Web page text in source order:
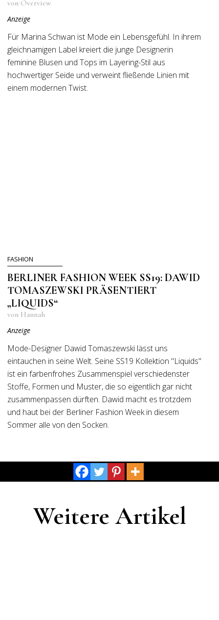
von Overview
Anzeige
Für Marina Schwan ist Mode ein Lebensgefühl. In ihrem
gleichnamigen Label kreiert die junge Designerin
feminine Blusen und Tops im Layering-Stil aus
hochwertiger Seide und verweint fließende Linien mit
einem modernen Twist.
FASHION
BERLINER FASHION WEEK SS19: DAWID
TOMASZEWSKI PRÄSENTIERT
„LIQUIDS“
von Hannah
Anzeige
Mode-Designer Dawid Tomaszewski lässt uns
eintauchen in seine Welt. Seine SS19 Kollektion "Liquids"
ist ein farbenfrohes Zusammenspiel verschiedenster
Stoffe, Formen und Muster, die so eigentlich gar nicht
zusammenpassen dürften. Dawid macht es trotzdem
und haut bei der Berliner Fashion Week in diesem
Sommer alle von den Socken.
Weitere Artikel